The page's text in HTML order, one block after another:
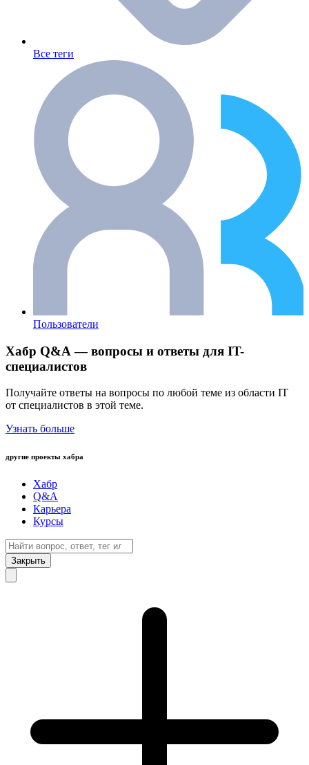
Все теги
Пользователи
Хабр Q&A — вопросы и ответы для IT-
специалистов
Получайте ответы на вопросы по любой теме из области IT
от специалистов в этой теме.
Узнать больше
другие проекты хабра
Хабр
Q&A
Карьера
Курсы
Закрыть